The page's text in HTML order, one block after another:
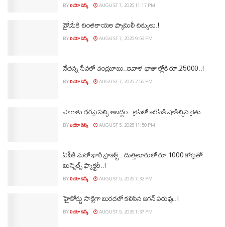
BYలియో డెస్క్ AUGUST 7, 2026 11:17 PM
వైసీపీకి చింతకాయల ఫ్యామిలీ చిక్కులు.!
BYలియో డెస్క్ AUGUST 7, 2026 9:59 PM
నేతన్న సేవలో చంద్రబాబు..ఇవాళ ఖాతాల్లోకి రూ.25000..!
BYలియో డెస్క్ AUGUST 7, 2026 2:56 PM
పొగాకు ధరపై పచ్చి అబద్దం.. లైవ్‌లో జగన్‌కి షాకిచ్చిన రైతు..
BYలియో డెస్క్ AUGUST 5, 2026 11:50 PM
ఏపీకి మరో భారీ ప్రాజెక్ట్.. దుత్తలూరులో రూ.1000 కోట్లతో
మిస్సైల్స్ ఫ్యాక్టరీ..!
BYలియో డెస్క్ AUGUST 5, 2026 7:32 PM
హైకోర్టు సాక్షిగా బురదలో కలిసిన జగన్ పరువు..!
BYలియో డెస్క్ AUGUST 5, 2026 1:37 PM